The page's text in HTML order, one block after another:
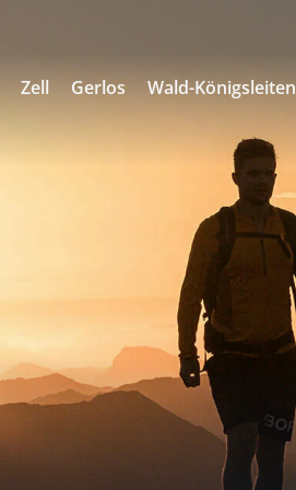
Zell Gerlos Wald-Königsleiten